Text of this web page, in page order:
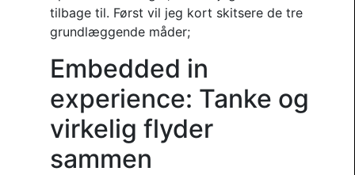
tilbage til. Først vil jeg kort skitsere de tre
grundlæggende måder;
Embedded in
experience: Tanke og
virkelig flyder
sammen